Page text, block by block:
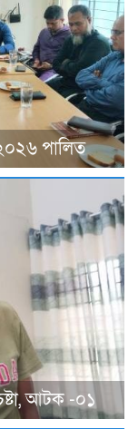
পালিত
আটক -০১